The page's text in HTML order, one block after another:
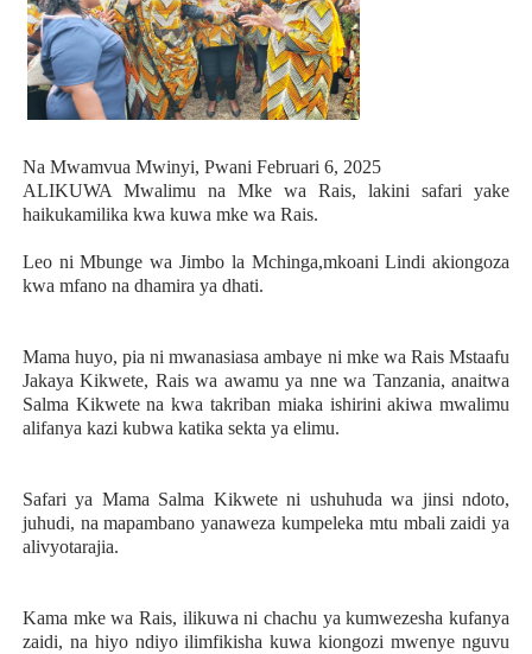
Na Mwamvua Mwinyi, Pwani Februari 6, 2025
ALIKUWA Mwalimu na Mke wa Rais, lakini safari yake
haikukamilika kwa kuwa mke wa Rais.
Leo ni Mbunge wa Jimbo la Mchinga,mkoani Lindi akiongoza
kwa mfano na dhamira ya dhati.
Mama huyo, pia ni mwanasiasa ambaye ni mke wa Rais Mstaafu
Jakaya Kikwete, Rais wa awamu ya nne wa Tanzania, anaitwa
Salma Kikwete na kwa takriban miaka ishirini akiwa mwalimu
alifanya kazi kubwa katika sekta ya elimu.
Safari ya Mama Salma Kikwete ni ushuhuda wa jinsi ndoto,
juhudi, na mapambano yanaweza kumpeleka mtu mbali zaidi ya
alivyotarajia.
Kama mke wa Rais, ilikuwa ni chachu ya kumwezesha kufanya
zaidi, na hiyo ndiyo ilimfikisha kuwa kiongozi mwenye nguvu